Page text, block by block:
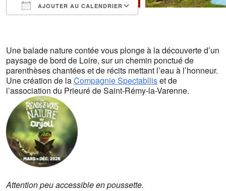
AJOUTER AU CALENDRIER
Une balade nature contée vous plonge à la découverte d’un
paysage de bord de Loire, sur un chemin ponctué de
parenthèses chantées et de récits mettant l’eau à l’honneur.
Une création de laCompagnie Spectabiliset de
l’association du Prieuré de Saint-Rémy-la-Varenne.
Attention peu accessible en poussette.